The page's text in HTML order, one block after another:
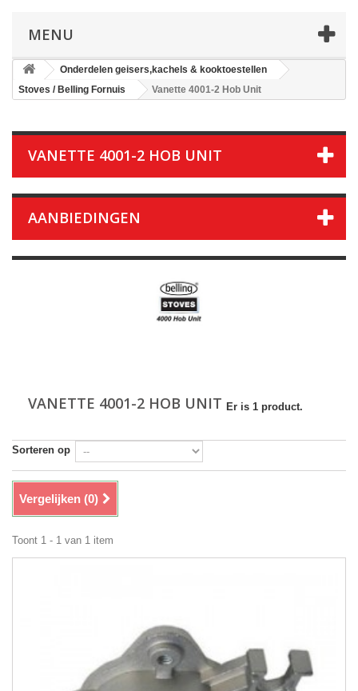
MENU
Onderdelen geisers,kachels & kooktoestellen
Stoves / Belling Fornuis
Vanette 4001-2 Hob Unit
VANETTE 4001-2 HOB UNIT
AANBIEDINGEN
VANETTE 4001-2 HOB UNIT Er is 1 product.
Sorteren op
Vergelijken (0)
Toont 1 - 1 van 1 item